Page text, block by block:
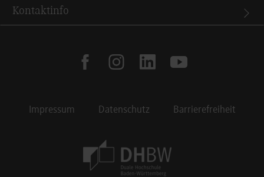
Kontaktinfo
facebookinstagramlinkedinyoutube
Impressum Datenschutz Barrierefreiheit